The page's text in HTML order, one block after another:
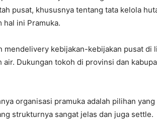
pusat, khususnya tentang tata kelola
hal ini Pramuka.
mendelivery kebijakan-kebijakan pusat di
air. Dukungan tokoh di provinsi dan
organisasi pramuka adalah pilihan
strukturnya sangat jelas dan juga settle.